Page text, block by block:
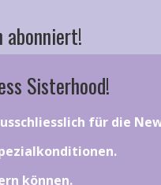
abonniert!
Sisterhood!
für die
können.